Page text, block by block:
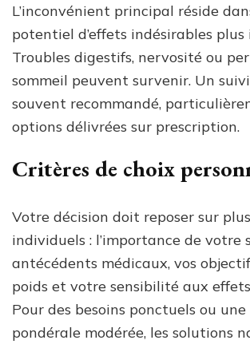
L’inconvénient principal réside
potentiel d’effets indésirables
Troubles digestifs, nervosité ou
sommeil peuvent survenir. Un
souvent recommandé,
options délivrées sur prescription.
Critères de choix
Votre décision doit reposer sur
individuels : l’importance de votre
antécédents médicaux, vos
poids et votre sensibilité aux
Pour des besoins ponctuels ou
pondérale modérée, les solutions